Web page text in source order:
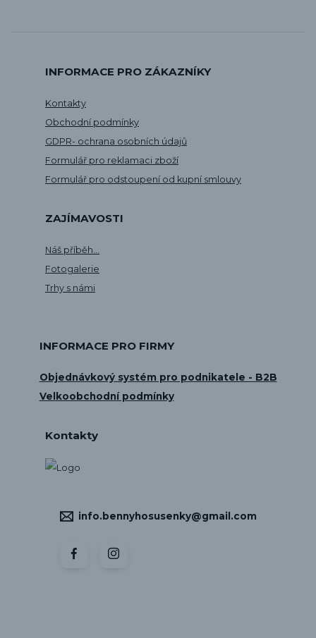
INFORMACE PRO ZÁKAZNÍKY
Kontakty
Obchodní podmínky
GDPR- ochrana osobních údajů
Formulář pro reklamaci zboží
Formulář pro odstoupení od kupní smlouvy
ZAJÍMAVOSTI
Náš příběh...
Fotogalerie
Trhy s námi
INFORMACE PRO FIRMY
Objednávkový systém pro podnikatele - B2B
Velkoobchodní podmínky
Kontakty
info.bennyhosusenky@gmail.com